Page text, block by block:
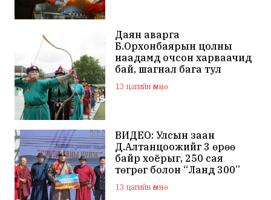
Даян аварга
Б.Орхонбаярын цолны
наадамд очсон харваачид
бай, шагнал бага тул
наадамд оролцохгүй
гэдгээ мэдэгдлээ
13 цагийн өмнө
ВИДЕО: Улсын заан
Д.Алтанцоожийг 3 өрөө
байр хоёрыг, 250 сая
төгрөг болон “Ланд 300”
маркийн автомашинаар
мялаажээ
13 цагийн өмнө